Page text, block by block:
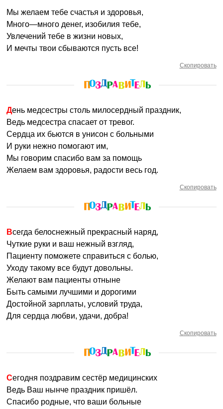
Мы желаем тебе счастья и здоровья,
Много—много денег, изобилия тебе,
Увлечений тебе в жизни новых,
И мечты твои сбываются пусть все!
Скопировать
День медсестры столь милосердный праздник,
Ведь медсестра спасает от тревог.
Сердца их бьются в унисон с больными
И руки нежно помогают им,
Мы говорим спасибо вам за помощь
Желаем вам здоровья, радости весь год.
Скопировать
Всегда белоснежный прекрасный наряд,
Чуткие руки и ваш нежный взгляд,
Пациенту поможете справиться с болью,
Уходу такому все будут довольны.
Желают вам пациенты отныне
Быть самыми лучшими и дорогими
Достойной зарплаты, условий труда,
Для сердца любви, удачи, добра!
Скопировать
Сегодня поздравим сестёр медицинских
Ведь Ваш нынче праздник пришёл.
Спасибо родные, что ваши больные